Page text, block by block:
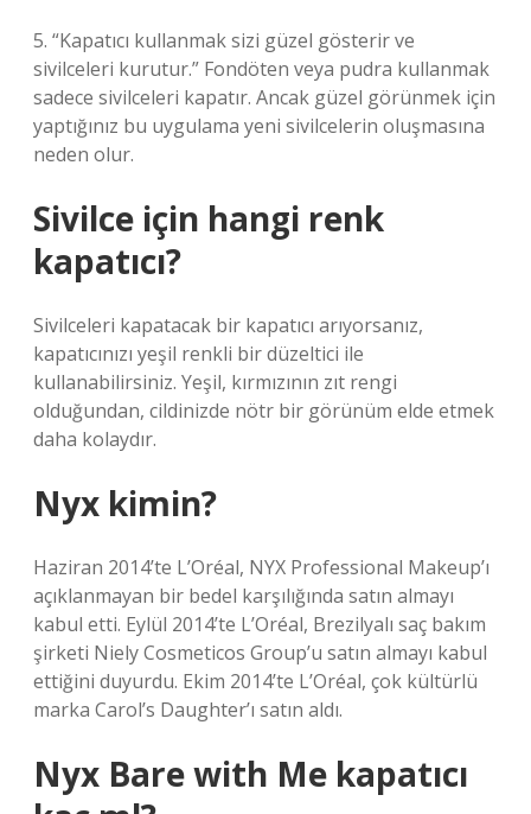
5. “Kapatıcı kullanmak sizi güzel gösterir ve
sivilceleri kurutur.” Fondöten veya pudra kullanmak
sadece sivilceleri kapatır. Ancak güzel görünmek için
yaptığınız bu uygulama yeni sivilcelerin oluşmasına
neden olur.
Sivilce için hangi renk
kapatıcı?
Sivilceleri kapatacak bir kapatıcı arıyorsanız,
kapatıcınızı yeşil renkli bir düzeltici ile
kullanabilirsiniz. Yeşil, kırmızının zıt rengi
olduğundan, cildinizde nötr bir görünüm elde etmek
daha kolaydır.
Nyx kimin?
Haziran 2014’te L’Oréal, NYX Professional Makeup’ı
açıklanmayan bir bedel karşılığında satın almayı
kabul etti. Eylül 2014’te L’Oréal, Brezilyalı saç bakım
şirketi Niely Cosmeticos Group’u satın almayı kabul
ettiğini duyurdu. Ekim 2014’te L’Oréal, çok kültürlü
marka Carol’s Daughter’ı satın aldı.
Nyx Bare with Me kapatıcı